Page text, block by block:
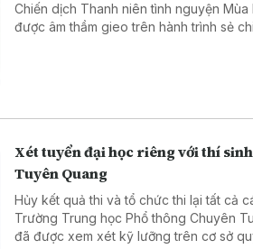
Chiến dịch Thanh niên tình nguyện
được âm thầm gieo trên hành trình sẻ
Xét tuyển đại học riêng với thí
Tuyên Quang
Hủy kết quả thi và tổ chức thi lại tất cả
Trường Trung học Phổ thông Chuyên
đã được xem xét kỹ lưỡng trên cơ sở